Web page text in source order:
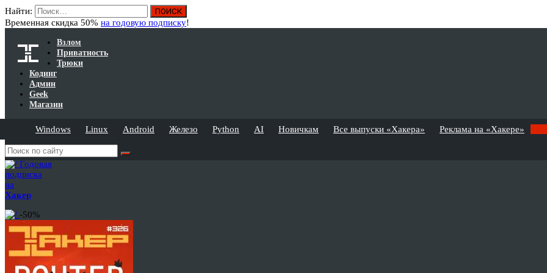
Найти:
Временная скидка 50% на годовую подписку!
Взлом
Приватность
Трюки
Кодинг
Админ
Geek
Магазин
Windows Linux Android Железо Python AI Новичкам Все выпуски «Хакера» Реклама на «Хакере»
Годовая
подписка
на
Хакер
-50%